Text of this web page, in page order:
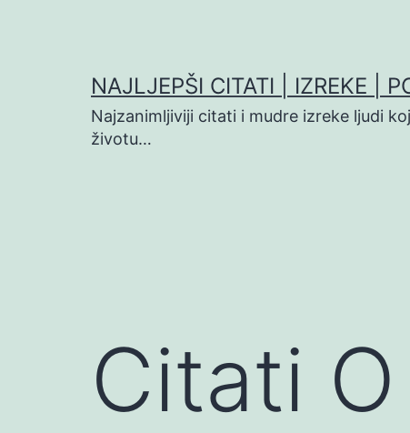
NAJLJEPŠI CITATI | IZREKE |
Najzanimljiviji citati i mudre izreke ljudi
životu…
Citati